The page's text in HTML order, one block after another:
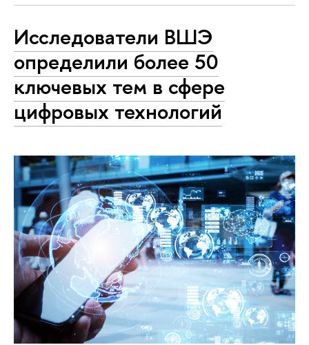
Исследователи ВШЭ
определили более 50
ключевых тем в сфере
цифровых технологий